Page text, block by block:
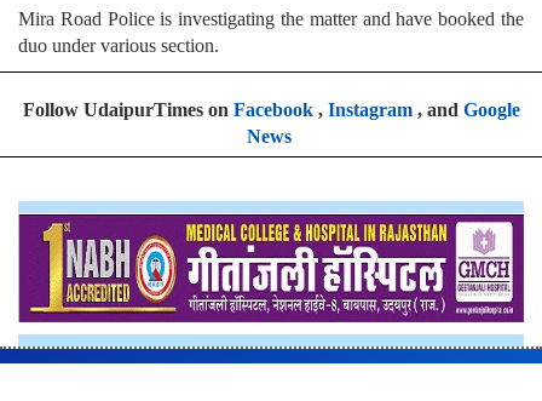
Mira Road Police is investigating the matter and have booked the
duo under various section.
Follow UdaipurTimes on Facebook, Instagram, and Google
News